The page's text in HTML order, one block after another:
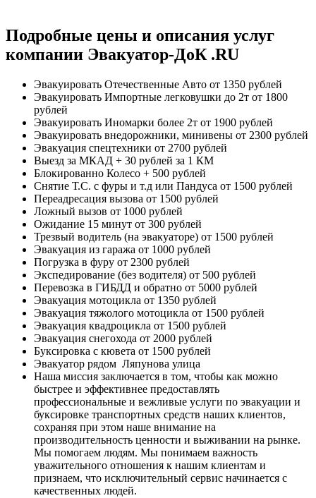
Подробные цены и описания услуг
компании Эвакуатор-ДоК .RU
Эвакуировать Отечественные Авто от 1350 рублей
Эвакуировать Импортные легковушки до 2т от 1800
рублей
Эвакуировать Иномарки более 2т от 1900 рублей
Эвакуировать внедорожники, минивены от 2300 рублей
Эвакуация спецтехники от 2700 рублей
Выезд за МКАД + 30 рублей за 1 КМ
Блокированно Колесо + 500 рублей
Снятие Т.С. с фуры и т.д или Пандуса от 1500 рублей
Переадресация вызова от 1500 рублей
Ложный вызов от 1000 рублей
Ожидание 15 минут от 300 рублей
Трезвый водитель (на эвакуаторе) от 1500 рублей
Эвакуация из гаража от 1000 рублей
Погрузка в фуру от 2300 рублей
Экспедирование (без водителя) от 500 рублей
Перевозка в ГИБДД и обратно от 5000 рублей
Эвакуация мотоцикла от 1350 рублей
Эвакуация тяжолого мотоцикла от 1500 рублей
Эвакуация квадроцикла от 1500 рублей
Эвакуация снегохода от 2000 рублей
Буксировка с кювета от 1500 рублей
Эвакуатор рядом Ляпунова улица
Наша миссия заключается в том, чтобы как можно
быстрее и эффективнее предоставлять
профессиональные и вежливые услуги по эвакуации и
буксировке транспортных средств наших клиентов,
сохраняя при этом наше внимание на
производительность ценности и выживании на рынке.
Мы помогаем людям. Мы понимаем важность
уважительного отношения к нашим клиентам и
признаем, что исключительный сервис начинается с
качественных людей.